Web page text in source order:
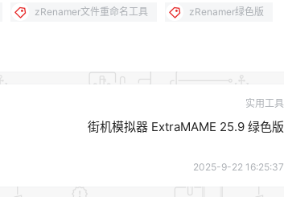
zRenamer文件重命名工具 zRenamer绿色版
实用工具
街机模拟器 ExtraMAME 25.9 绿色版
2025-9-22 16:25:37